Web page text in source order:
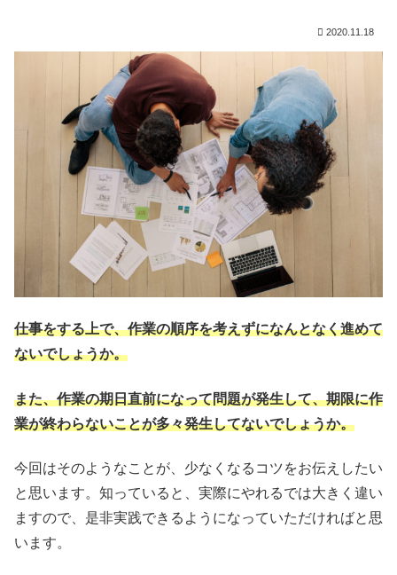
2020.11.18
仕事をする上で、作業の順序を考えずになんとなく進めて
ないでしょうか。
また、作業の期日直前になって問題が発生して、期限に作
業が終わらないことが多々発生してないでしょうか。
今回はそのようなことが、 少なくなるコツをお伝えしたい
と思います。知っていると、実際にやれるでは大きく違い
ますので、 是非実践できるようになっていただければと思
います。